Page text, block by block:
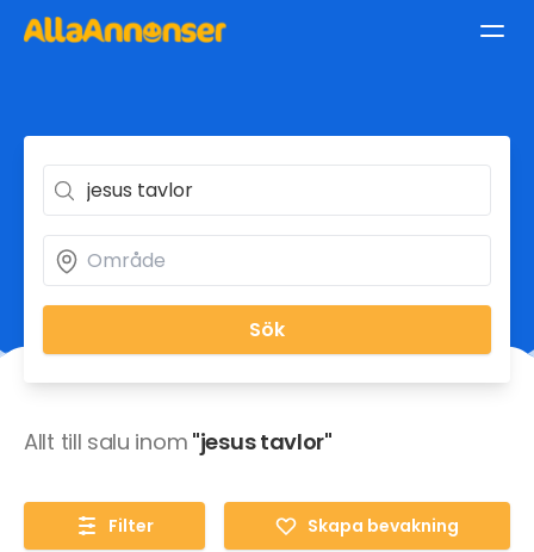
Sök
Allt till salu inom "jesus tavlor"
Filter Skapa bevakning